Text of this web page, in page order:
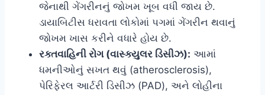
જેનાથી ગેંગરીનનું જોખમ ખૂબ વધી જાય છે.
ડાયાબિટીસ ધરાવતા લોકોમાં પગમાં ગેંગરીન થવાનું
જોખમ ખાસ કરીને વધારે હોય છે.
રક્તવાહિની રોગ (વાસ્ક્યુલર ડિસીઝ): આમાં
ધમનીઓનું સખત થવું (atherosclerosis),
પેરિફેરલ આર્ટરી ડિસીઝ (PAD), અને લોહીના